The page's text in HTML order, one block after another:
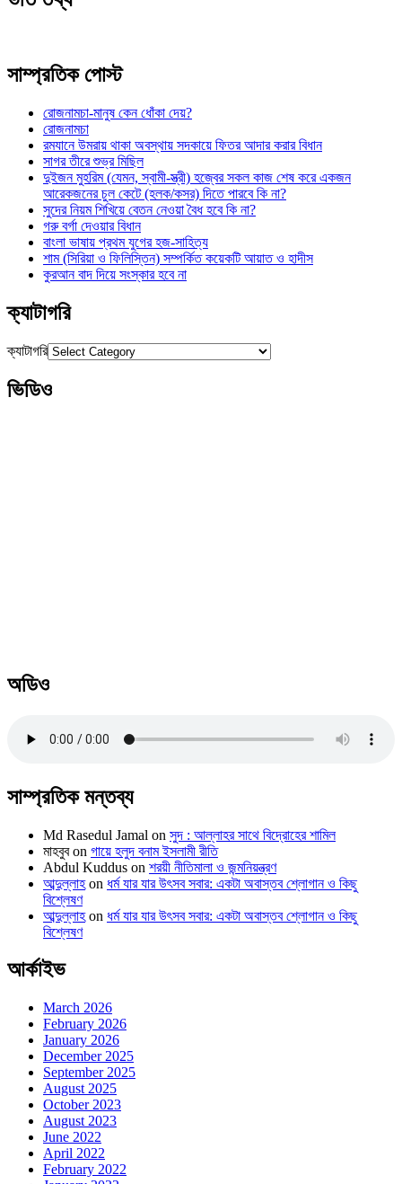
সাম্প্রতিক পোস্ট
রোজনামচা-মানুষ কেন ধোঁকা দেয়?
রোজনামচা
রমযানে উমরায় থাকা অবস্থায় সদকায়ে ফিতর আদার করার বিধান
সাগর তীরে শুভ্র মিছিল
দুইজন মুহরিম (যেমন, স্বামী-স্ত্রী) হজ্বের সকল কাজ শেষ করে একজন
আরেকজনের চুল কেটে (হলক/কসর) দিতে পারবে কি না?
সুদের নিয়ম শিখিয়ে বেতন নেওয়া বৈধ হবে কি না?
গরু বর্গা দেওয়ার বিধান
বাংলা ভাষায় প্রথম যুগের হজ-সাহিত্য
শাম (সিরিয়া ও ফিলিস্তিন) সম্পর্কিত কয়েকটি আয়াত ও হাদীস
কুরআন বাদ দিয়ে সংস্কার হবে না
ক্যাটাগরি
ক্যাটাগরি
ভিডিও
অডিও
সাম্প্রতিক মন্তব্য
Md Rasedul Jamal on সুদ : আল্লাহর সাথে বিদ্রোহের শামিল
মাহবুবon গায়ে হলুদ বনাম ইসলামী রীতি
Abdul Kuddus on শরয়ী নীতিমালা ও জন্মনিয়ন্ত্রণ
আব্দুল্লাহon ধর্ম যার যার উৎসব সবার: একটা অবাস্তব শ্লোগান ও কিছু
বিশ্লেষণ
আব্দুল্লাহon ধর্ম যার যার উৎসব সবার: একটা অবাস্তব শ্লোগান ও কিছু
বিশ্লেষণ
আর্কাইভ
March 2026
February 2026
January 2026
December 2025
September 2025
August 2025
October 2023
August 2023
June 2022
April 2022
February 2022